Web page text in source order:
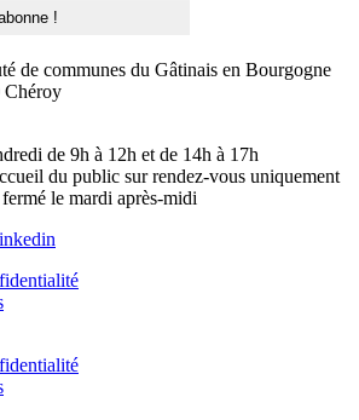
de communes du Gâtinais en Bourgogne
Chéroy
de 9h à 12h et de 14h à 17h
du public sur rendez-vous uniquement
le mardi après-midi